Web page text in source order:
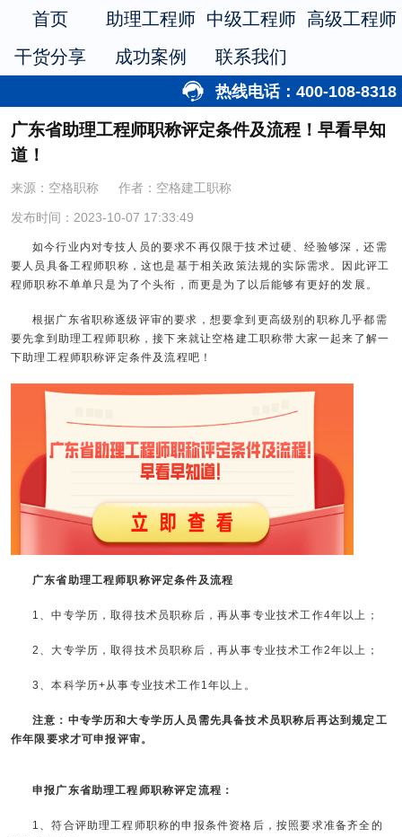
首页 助理工程师 中级工程师 高级工程师
干货分享
成功案例 联系我们
热线电话：400-108-8318
广东省助理工程师职称评定条件及流程！早看早知
道！
来源：空格职称 作者：空格建工职称
发布时间：2023-10-07 17:33:49
如今行业内对专技人员的要求不再仅限于技术过硬、经验够深，还需
要人员具备工程师职称，这也是基于相关政策法规的实际需求。因此评工
程师职称不单单只是为了个头衔，而更是为了以后能够有更好的发展。
根据广东省职称逐级评审的要求，想要拿到更高级别的职称几乎都需
要先拿到助理工程师职称，接下来就让空格建工职称带大家一起来了解一
下助理工程师职称评定条件及流程吧！
广东省助理工程师职称评定条件及流程
1、中专学历，取得技术员职称后，再从事专业技术工作4年以上；
2、大专学历，取得技术员职称后，再从事专业技术工作2年以上；
3、本科学历+从事专业技术工作1年以上。
注意：中专学历和大专学历人员需先具备技术员职称后再达到规定工
作年限要求才可申报评审。
申报广东省助理工程师职称评定流程：
1、符合评助理工程师职称的申报条件资格后，按照要求准备齐全的